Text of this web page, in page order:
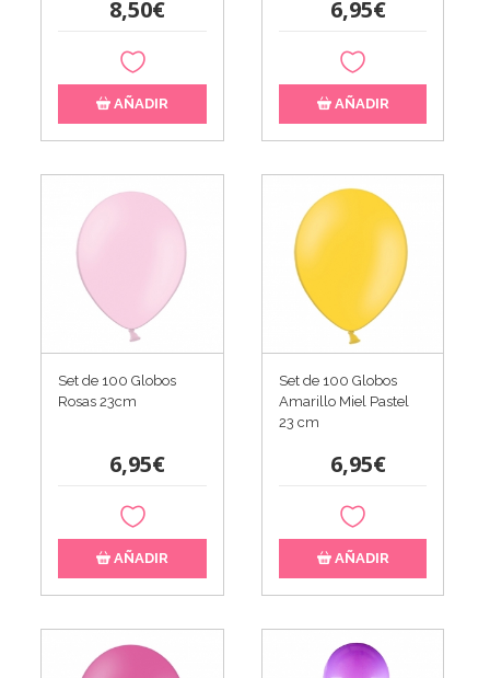
8,50€
AÑADIR
6,95€
AÑADIR
Set de 100 Globos
Rosas 23cm
6,95€
AÑADIR
Set de 100 Globos
Amarillo Miel Pastel
23 cm
6,95€
AÑADIR